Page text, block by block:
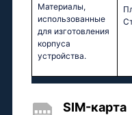
Материалы,
использованные
для изготовления
корпуса
устройства.
SIM-карта